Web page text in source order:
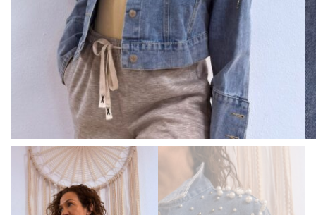
COMPLEMENTOS
TECNOLOGIA
HOGAR
TARJETAS REGALO